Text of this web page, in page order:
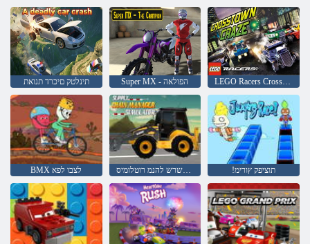
תינלטק םיכרד תנואת Super MX - הפולאה LEGO Racers Crosstown ןועגיש
BMX לצבו לפא הקפסאה תרשרש להנמ רוטלומיס !תוציפק ץורימ